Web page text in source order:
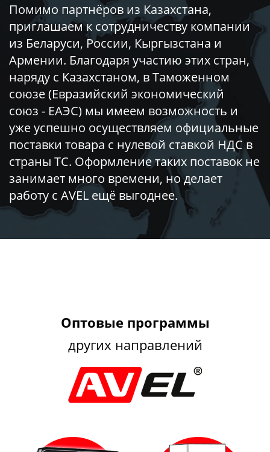
Помимо партнёров из Казахстана,
приглашаем к сотрудничеству компании
из Беларуси, России, Кыргызстана и
Армении. Благодаря участию этих стран,
наряду с Казахстаном, в Таможенном
союзе (Евразийский экономический
союз - ЕАЭС) мы имеем возможность и
уже успешно осуществляем официальные
поставки товара с нулевой ставкой НДС в
страны ТС. Оформление таких поставок не
занимает много времени, но делает
работу с AVEL ещё выгоднее.
Оптовые программы
других направлений